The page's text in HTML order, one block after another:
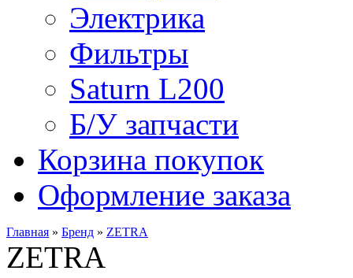
Электрика
Фильтры
Saturn L200
Б/У запчасти
Корзина покупок
Оформление заказа
Главная » Бренд » ZETRA
ZETRA